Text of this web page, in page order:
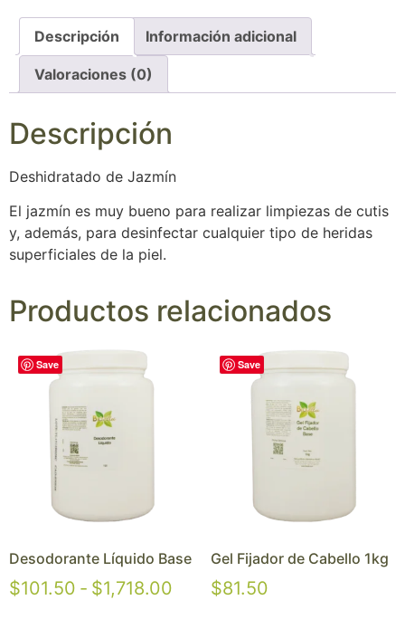
Descripción Información adicional
Valoraciones (0)
Descripción
Deshidratado de Jazmín
El jazmín es muy bueno para realizar limpiezas de cutis
y, además, para desinfectar cualquier tipo de heridas
superficiales de la piel.
Productos relacionados
Save
Desodorante Líquido Base
$101.50 - $1,718.00
Save
Gel Fijador de Cabello 1kg
$81.50